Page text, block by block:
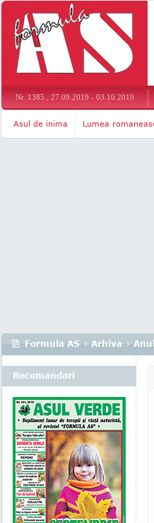
Nr. 1385 , 27.09.2019 - 03.10.2019
Asul de inima Lumea
Formula AS › Arhiva ›
Recomandari